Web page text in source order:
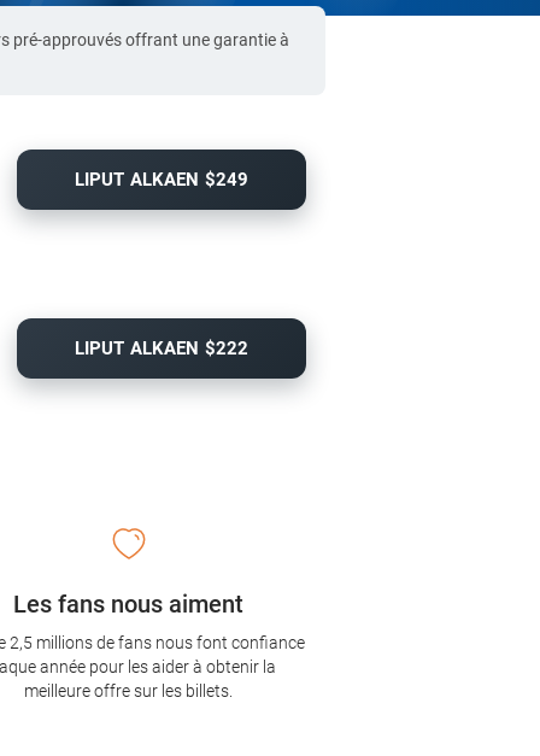
pré-approuvés offrant une garantie à
LIPUT ALKAEN $249
LIPUT ALKAEN $222
Les fans nous aiment
2,5 millions de fans nous font confiance
année pour les aider à obtenir la
meilleure offre sur les billets.